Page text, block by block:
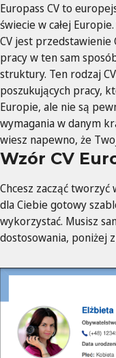
Europass CV to
świecie w całej
CV jest przedstawienie
pracy w ten sam
struktury. Ten rodzaj
poszukujących pracy,
Europie, ale nie są
wymagania w danym
wiesz napewno, że
Wzór CV
Chcesz zacząć tworzyć
dla Ciebie gotowy
wykorzystać. Musisz
dostosowania, poniżej